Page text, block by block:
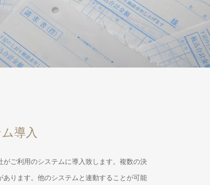
導入
がご利用のシステムに導入致します。複数の決
あります。他のシステムと連動することが可能